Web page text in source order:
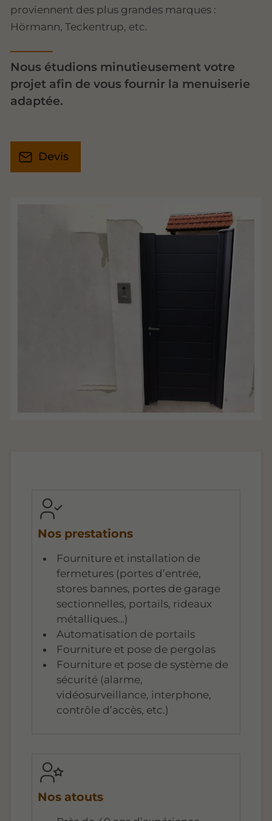
proviennent des plus grandes marques :
Hörmann, Teckentrup, etc.
Nous étudions minutieusement votre
projet afin de vous fournir la menuiserie
adaptée.
Devis
Nos prestations
Fourniture et installation de
fermetures (portes d’entrée,
stores bannes, portes de garage
sectionnelles, portails, rideaux
métalliques…)
Automatisation de portails
Fourniture et pose de pergolas
Fourniture et pose de système de
sécurité (alarme,
vidéosurveillance, interphone,
contrôle d’accès, etc.)
Nos atouts